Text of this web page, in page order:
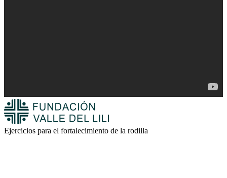
Ejercicios para el fortalecimiento de la rodilla